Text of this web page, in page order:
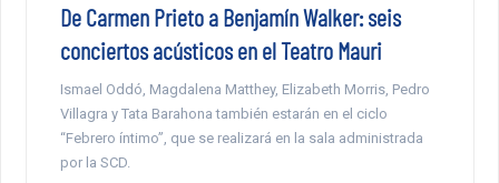
De Carmen Prieto a Benjamín Walker: seis
conciertos acústicos en el Teatro Mauri
Ismael Oddó, Magdalena Matthey, Elizabeth Morris, Pedro
Villagra y Tata Barahona también estarán en el ciclo
“Febrero íntimo”, que se realizará en la sala administrada
por la SCD.